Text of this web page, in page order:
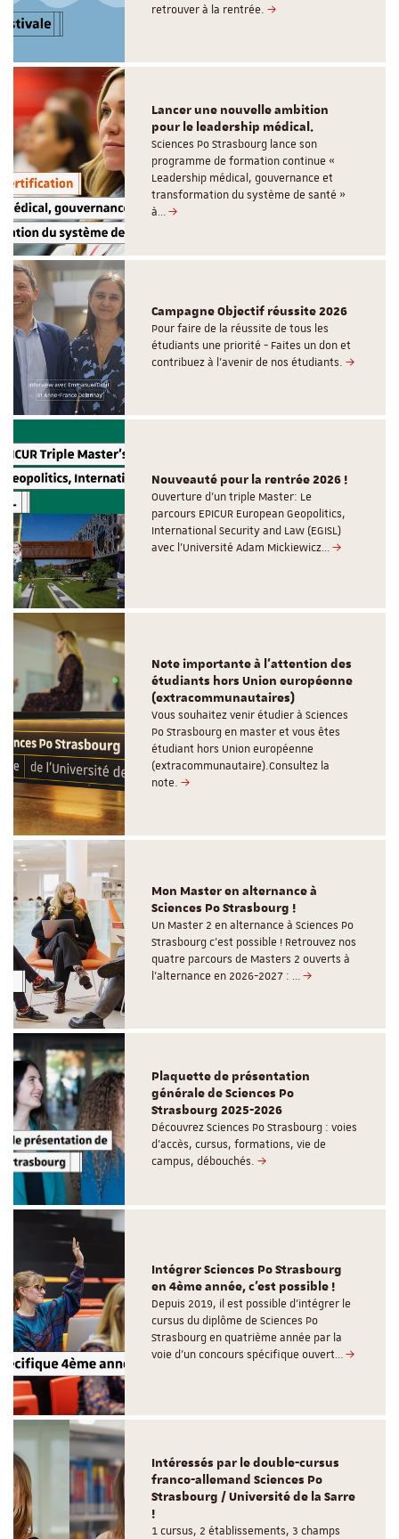
retrouver à la rentrée.
Lancer une nouvelle ambition
pour le leadership médical.
Sciences Po Strasbourg lance son
programme de formation continue «
Leadership médical, gouvernance et
transformation du système de santé »
à…
Campagne Objectif réussite 2026
Pour faire de la réussite de tous les
étudiants une priorité - Faites un don et
contribuez à l’avenir de nos étudiants.
Nouveauté pour la rentrée 2026 !
Ouverture d'un triple Master: Le
parcours EPICUR European Geopolitics,
International Security and Law (EGISL)
avec l’Université Adam Mickiewicz…
Note importante à l'attention des
étudiants hors Union européenne
(extracommunautaires)
Vous souhaitez venir étudier à Sciences
Po Strasbourg en master et vous êtes
étudiant hors Union européenne
(extracommunautaire).Consultez la
note.
Mon Master en alternance à
Sciences Po Strasbourg !
Un Master 2 en alternance à Sciences Po
Strasbourg c'est possible ! Retrouvez nos
quatre parcours de Masters 2 ouverts à
l'alternance en 2026-2027 : …
Plaquette de présentation
générale de Sciences Po
Strasbourg 2025-2026
Découvrez Sciences Po Strasbourg : voies
d'accès, cursus, formations, vie de
campus, débouchés.
Intégrer Sciences Po Strasbourg
en 4ème année, c'est possible !
Depuis 2019, il est possible d’intégrer le
cursus du diplôme de Sciences Po
Strasbourg en quatrième année par la
voie d’un concours spécifique ouvert…
Intéressés par le double-cursus
franco-allemand Sciences Po
Strasbourg / Université de la Sarre
!
1 cursus, 2 établissements, 3 champs